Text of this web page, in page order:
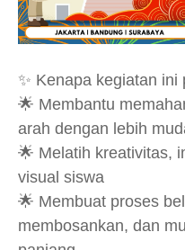
✨ Kenapa kegiatan ini
🌟 Membantu
arah dengan lebih
🌟 Melatih kreativitas,
visual siswa
🌟 Membuat proses
membosankan, dan